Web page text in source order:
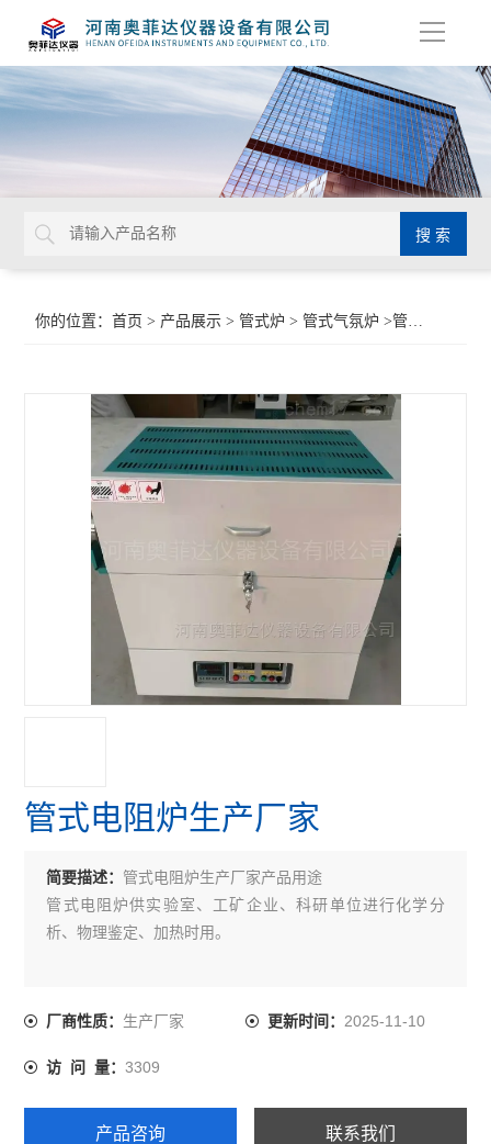
导
你的位置：首页 > 产品展示 >管式炉 >管式气氛炉 >管式电阻炉生产厂家
管式电阻炉生产厂家
简要描述： 管式电阻炉生产厂家产品用途
管式电阻炉供实验室、工矿企业、科研单位进行化学分
析、物理鉴定、加热时用。
厂商性质： 生产厂家 更新时间： 2025-11-10
访 问 量：3309
产品咨询 联系我们